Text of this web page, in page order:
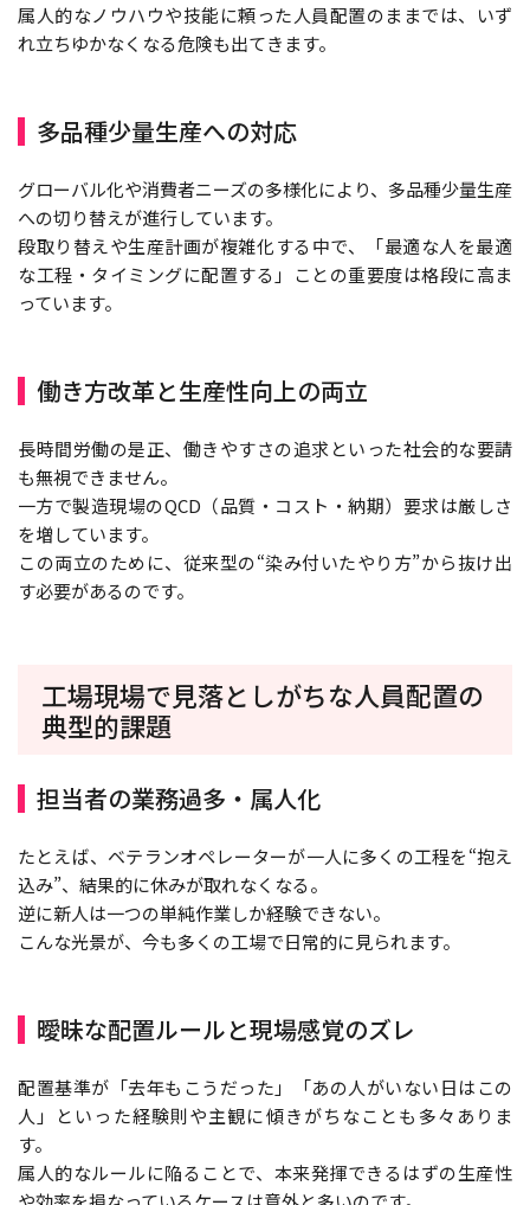
属人的なノウハウや技能に頼った人員配置のままでは、いず
れ立ちゆかなくなる危険も出てきます。
多品種少量生産への対応
グローバル化や消費者ニーズの多様化により、多品種少量生産
への切り替えが進行しています。
段取り替えや生産計画が複雑化する中で、「最適な人を最適
な工程・タイミングに配置する」ことの重要度は格段に高ま
っています。
働き方改革と生産性向上の両立
長時間労働の是正、働きやすさの追求といった社会的な要請
も無視できません。
一方で製造現場のQCD（品質・コスト・納期）要求は厳しさ
を増しています。
この両立のために、従来型の“染み付いたやり方”から抜け出
す必要があるのです。
工場現場で見落としがちな人員配置の
典型的課題
担当者の業務過多・属人化
たとえば、ベテランオペレーターが一人に多くの工程を“抱え
込み”、結果的に休みが取れなくなる。
逆に新人は一つの単純作業しか経験できない。
こんな光景が、今も多くの工場で日常的に見られます。
曖昧な配置ルールと現場感覚のズレ
配置基準が「去年もこうだった」「あの人がいない日はこの
人」といった経験則や主観に傾きがちなことも多々ありま
す。
属人的なルールに陥ることで、本来発揮できるはずの生産性